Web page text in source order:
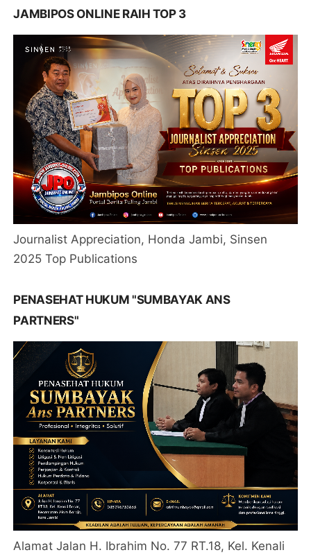
JAMBIPOS ONLINE RAIH TOP 3
Journalist Appreciation, Honda Jambi, Sinsen
2025 Top Publications
PENASEHAT HUKUM "SUMBAYAK ANS
PARTNERS"
Alamat Jalan H. Ibrahim No. 77 RT.18, Kel. Kenali